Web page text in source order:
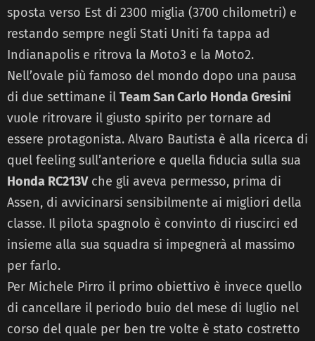
sposta verso Est di 2300 miglia (3700 chilometri) e
restando sempre negli Stati Uniti fa tappa ad
Indianapolis e ritrova la Moto3 e la Moto2.
Nell’ovale più famoso del mondo dopo una pausa
di due settimane il Team San Carlo Honda Gresini
vuole ritrovare il giusto spirito per tornare ad
essere protagonista. Alvaro Bautista è alla ricerca di
quel feeling sull’anteriore e quella fiducia sulla sua
Honda RC213Vche gli aveva permesso, prima di
Assen, di avvicinarsi sensibilmente ai migliori della
classe. Il pilota spagnolo è convinto di riuscirci ed
insieme alla sua squadra si impegnerà al massimo
per farlo.
Per Michele Pirro il primo obiettivo è invece quello
di cancellare il periodo buio del mese di luglio nel
corso del quale per ben tre volte è stato costretto